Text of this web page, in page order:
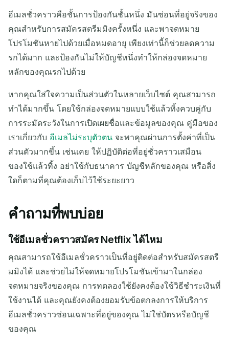
อีเมลชั่วคราวคือชั้นการป้องกันชั้นหนึ่ง มันซ่อนที่อยู่จริงของ
คุณสำหรับการสมัครสตรีมมิงครั้งหนึ่ง และพาจดหมาย
โปรโมชันหายไปด้วยเมื่อหมดอายุ เพียงเท่านี้ก็ช่วยลดความ
รกได้มาก และป้องกันไม่ให้บัญชีหนึ่งทำให้กล่องจดหมาย
หลักของคุณรกไปด้วย
หากคุณใส่ใจความเป็นส่วนตัวในหลายเว็บไซต์ คุณสามารถ
ทำได้มากขึ้น โดยใช้กล่องจดหมายแบบใช้แล้วทิ้งควบคู่กับ
การระมัดระวังในการเปิดเผยชื่อและข้อมูลของคุณ คู่มือของ
เราเกี่ยวกับ อีเมลไม่ระบุตัวตน จะพาคุณผ่านการตั้งค่าที่เป็น
ส่วนตัวมากขึ้น เช่นเคย ให้ปฏิบัติต่อที่อยู่ชั่วคราวเสมือน
ของใช้แล้วทิ้ง อย่าใช้กับธนาคาร บัญชีหลักของคุณ หรือสิ่ง
ใดก็ตามที่คุณต้องเก็บไว้ใช้ระยะยาว
คำถามที่พบบ่อย
ใช้อีเมลชั่วคราวสมัคร Netflix ได้ไหม
คุณสามารถใช้อีเมลชั่วคราวเป็นที่อยู่ติดต่อสำหรับสมัครสตรี
มมิงได้ และช่วยไม่ให้จดหมายโปรโมชันเข้ามาในกล่อง
จดหมายจริงของคุณ การทดลองใช้ยังคงต้องใช้วิธีชำระเงินที่
ใช้งานได้ และคุณยังคงต้องยอมรับข้อตกลงการให้บริการ
อีเมลชั่วคราวซ่อนเฉพาะที่อยู่ของคุณ ไม่ใช่บัตรหรือบัญชี
ของคุณ